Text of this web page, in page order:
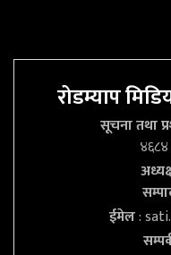
रोडम्याप
सूचना तथा
४६८४
ईमेल: